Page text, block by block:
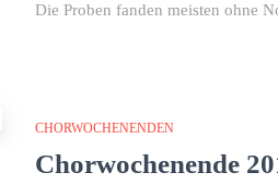
Die Proben fanden meisten ohne
CHORWOCHENENDEN
Chorwochenende